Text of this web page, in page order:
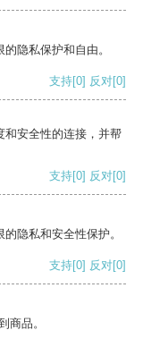
隐私保护和自由。
支持[0] 反对[0]
和安全性的连接，并帮
支持[0] 反对[0]
隐私和安全性保护。
支持[0] 反对[0]
商品。